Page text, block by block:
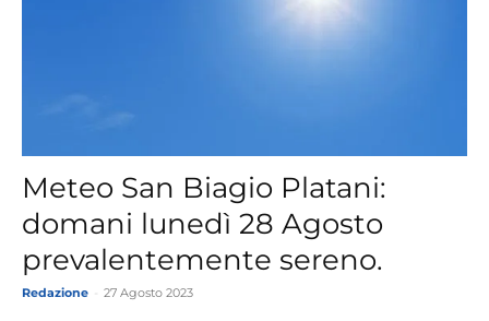
Meteo San Biagio Platani:
domani lunedì 28 Agosto
prevalentemente sereno.
Redazione 27 Agosto 2023